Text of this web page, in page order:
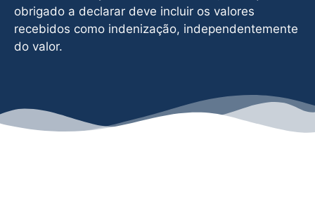
obrigado a declarar deve incluir os valores
recebidos como indenização, independentemente
do valor.